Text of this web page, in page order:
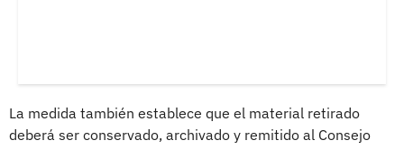
La medida también establece que el material retirado
deberá ser conservado, archivado y remitido al Consejo